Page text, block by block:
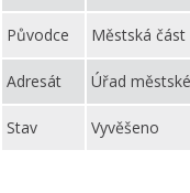
Původce Městská část
Adresát Úřad
Stav Vyvěšeno